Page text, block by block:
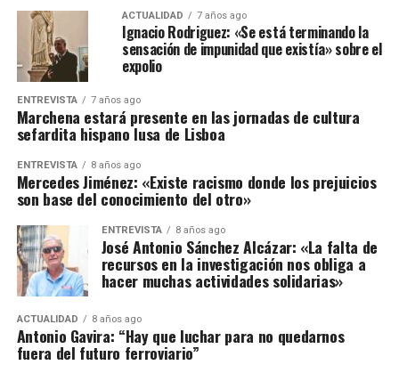
ACTUALIDAD 7 años ago
Ignacio Rodriguez: «Se está terminando la
sensación de impunidad que existía» sobre el
expolio
ENTREVISTA 7 años ago
Marchena estará presente en las jornadas de cultura
sefardita hispano lusa de Lisboa
ENTREVISTA 8 años ago
Mercedes Jiménez: «Existe racismo donde los prejuicios
son base del conocimiento del otro»
ENTREVISTA 8 años ago
José Antonio Sánchez Alcázar: «La falta de
recursos en la investigación nos obliga a
hacer muchas actividades solidarias»
ACTUALIDAD 8 años ago
Antonio Gavira: “Hay que luchar para no quedarnos
fuera del futuro ferroviario”